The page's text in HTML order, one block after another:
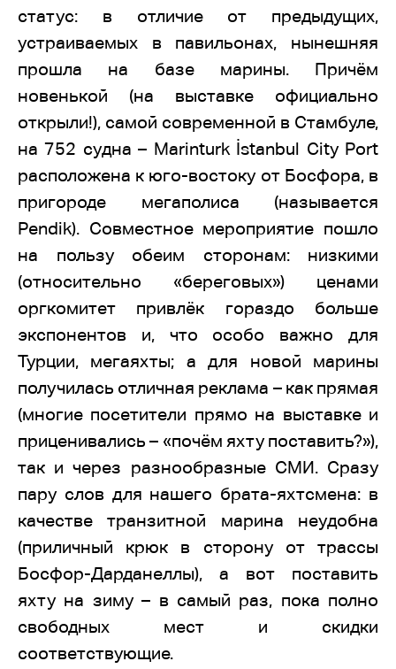
статус: в отличие от предыдущих,
устраиваемых в павильонах, нынешняя
прошла на базе марины. Причём
новенькой (на выставке официально
открыли!), самой современной в Стамбуле,
на 752 судна – Marinturk İstanbul City Port
расположена к юго-востоку от Босфора, в
пригороде мегаполиса (называется
Pendik). Совместное мероприятие пошло
на пользу обеим сторонам: низкими
(относительно «береговых») ценами
оргкомитет привлёк гораздо больше
экспонентов и, что особо важно для
Турции, мегаяхты; а для новой марины
получилась отличная реклама – как прямая
(многие посетители прямо на выставке и
приценивались – «почём яхту поставить?»),
так и через разнообразные СМИ. Сразу
пару слов для нашего брата-яхтсмена: в
качестве транзитной марина неудобна
(приличный крюк в сторону от трассы
Босфор-Дарданеллы), а вот поставить
яхту на зиму – в самый раз, пока полно
свободных мест и скидки
соответствующие.